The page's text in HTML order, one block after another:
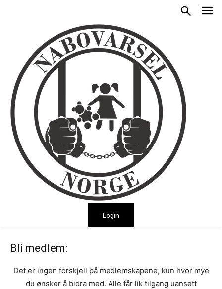
Login
Bli medlem:
Det er ingen forskjell på medlemskapene, kun hvor mye
du ønsker å bidra med. Alle får lik tilgang uansett